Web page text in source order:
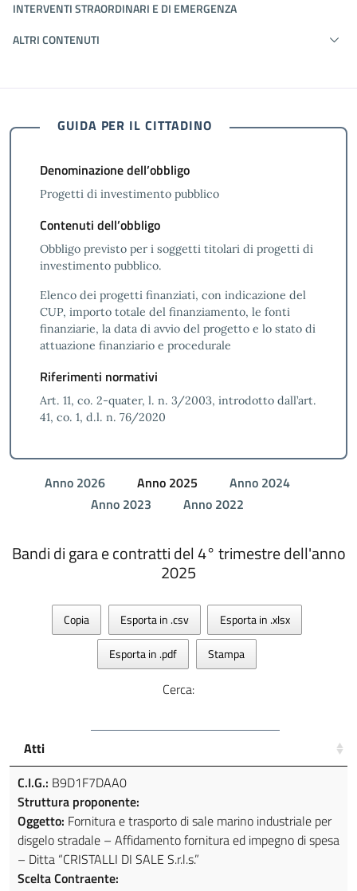
INTERVENTI STRAORDINARI E DI EMERGENZA
ALTRI CONTENUTI
GUIDA PER IL CITTADINO
Denominazione dell’obbligo
Progetti di investimento pubblico
Contenuti dell’obbligo
Obbligo previsto per i soggetti titolari di progetti di
investimento pubblico.
Elenco dei progetti finanziati, con indicazione del
CUP, importo totale del finanziamento, le fonti
finanziarie, la data di avvio del progetto e lo stato di
attuazione finanziario e procedurale
Riferimenti normativi
Art. 11, co. 2-quater, l. n. 3/2003, introdotto dall’art.
41, co. 1, d.l. n. 76/2020
Anno 2026 Anno 2025
Anno 2024
Anno 2023
Anno 2022
Bandi di gara e contratti del 4° trimestre dell'anno
2025
Copia Esporta in .csv Esporta in .xlsx
Esporta in .pdf Stampa
Cerca:
Atti
C.I.G.: B9D1F7DAA0
Struttura proponente:
Oggetto: Fornitura e trasporto di sale marino industriale per
disgelo stradale – Affidamento fornitura ed impegno di spesa
– Ditta “CRISTALLI DI SALE S.r.l.s.”
Scelta Contraente: